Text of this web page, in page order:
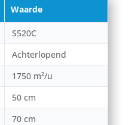
Waarde
S520C
Achterlopend
1750 m²/u
50 cm
70 cm